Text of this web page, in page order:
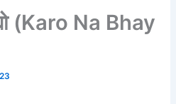
(Karo Na Bhay